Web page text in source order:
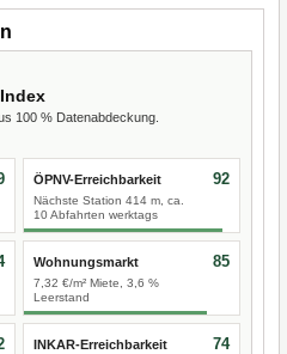
100 % Datenabdeckung.
ÖPNV-Erreichbarkeit
Nächste Station 414 m, ca.
10 Abfahrten werktags
92
Wohnungsmarkt
7,32 €/m² Miete, 3,6 %
Leerstand
85
INKAR-Erreichbarkeit 74